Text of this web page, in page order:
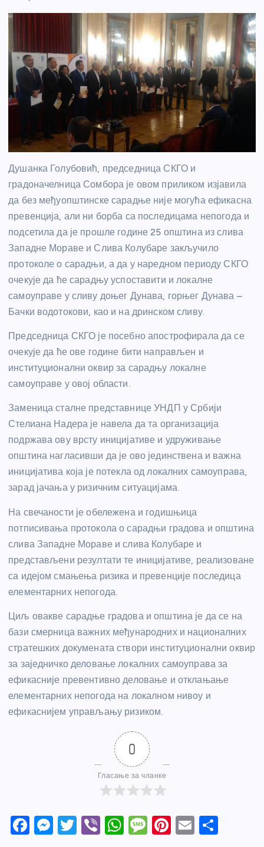
Душанка Голубовић, председница СКГО и
градоначелница Сомбора је овом приликом изјавила
да без међуопштинске сарадње није могућа ефикасна
превенција, али ни борба са последицама непогода и
подсетила да је прошле године 25 општина из слива
Западне Мораве и Слива Колубаре закључило
протоколе о сарадњи, а да у наредном периоду СКГО
очекује да ће сарадњу успоставити и локалне
самоуправе у сливу доњег Дунава, горњег Дунава –
Бачки водотокови, као и на дринском сливу.
Председница СКГО је посебно апострофирала да се
очекује да ће ове године бити направљен и
институционални оквир за сарадњу локалне
самоуправе у овој области.
Заменица сталне представнице УНДП у Србији
Стелиана Надера је навела да та организација
подржава ову врсту иницијативе и удруживање
општина нагласивши да је ово јединствена и важна
иницијатива која је потекла од локалних самоуправа,
зарад јачања у ризичним ситуацијама.
На свечаности је обележена и годишњица
потписивања протокола о сарадњи градова и општина
слива Западне Мораве и слива Колубаре и
представљени резултати те иницијативе, реализоване
са идејом смањења ризика и превенције последица
елементарних непогода.
Циљ овакве сарадње градова и општина је да се на
бази смерница важних међународних и националних
стратешких докумената створи институционални оквир
за заједничко деловање локалних самоуправа за
ефикасније превентивно деловање и отклањање
елементарних непогода на локалном нивоу и
ефикаснијем управљању ризиком.
0
Гласање за чланке
F
M T
Vi W M Pi E